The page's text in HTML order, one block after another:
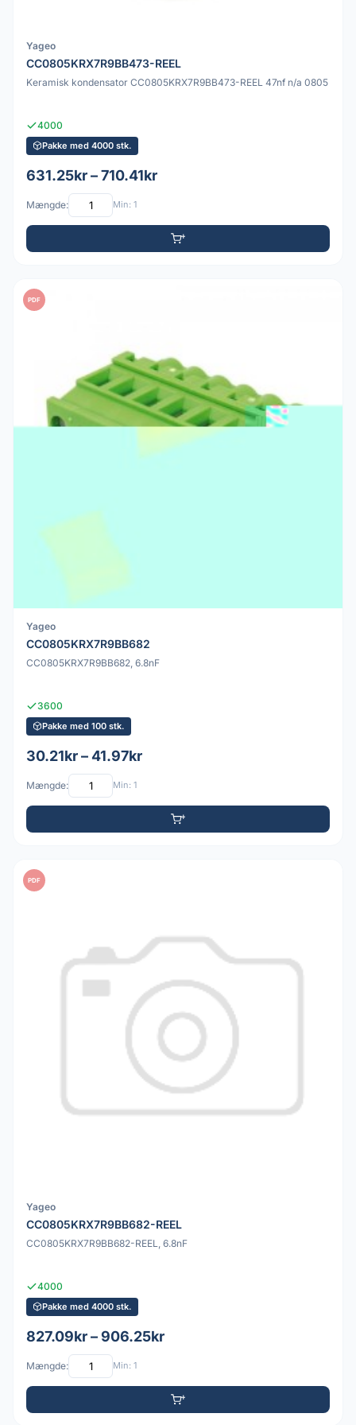
Yageo
CC0805KRX7R9BB473-REEL
Keramisk kondensator CC0805KRX7R9BB473-REEL 47nf n/a 0805
4000
Pakke med 4000 stk.
631.25kr – 710.41kr
Mængde: Min: 1
PDF
Yageo
CC0805KRX7R9BB682
CC0805KRX7R9BB682, 6.8nF
3600
Pakke med 100 stk.
30.21kr – 41.97kr
Mængde: Min: 1
PDF
Yageo
CC0805KRX7R9BB682-REEL
CC0805KRX7R9BB682-REEL, 6.8nF
4000
Pakke med 4000 stk.
827.09kr – 906.25kr
Mængde: Min: 1